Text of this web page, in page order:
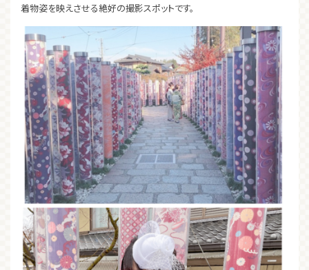
着物姿を映えさせる絶好の撮影スポットです。